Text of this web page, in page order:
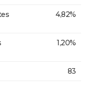
4,82%
1,20%
83